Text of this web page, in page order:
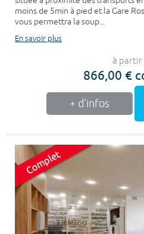
moins de 5min à pied et la Gare
vous permettra la soup...
En savoir plus
à partir
866,00 €
+ d'infos